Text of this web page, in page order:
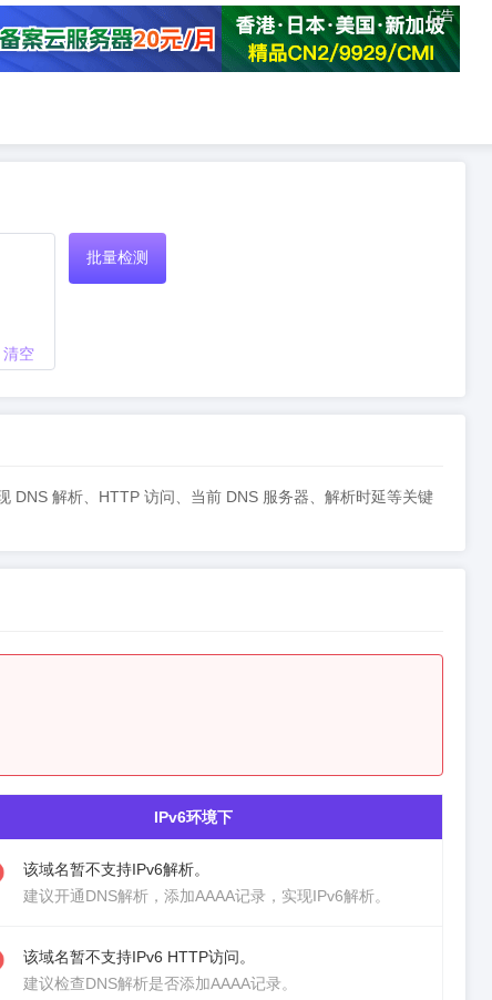
广告
清空
批量检测
DNS 解析、HTTP 访问、当前 DNS 服务器、解析时延等关键
IPv6环境下
该域名暂不支持IPv6解析。
建议开通DNS解析 ，添加AAAA记录，实现IPv6解析。
该域名暂不支持IPv6 HTTP访问。
建议检查DNS解析是否添加AAAA记录。